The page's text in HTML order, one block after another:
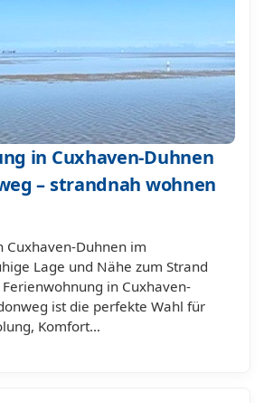
in Cuxhaven-Duhnen
– strandnah wohnen
Cuxhaven-Duhnen im
Lage und Nähe zum Strand
in Cuxhaven-
ist die perfekte Wahl für
Komfort…